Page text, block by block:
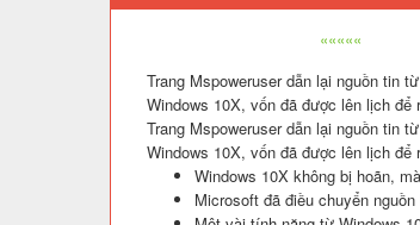
«««««
Trang Mspoweruser dẫn lại nguồn tin
Windows 10X, vốn đã được lên lịch
Trang Mspoweruser dẫn lại nguồn tin
Windows 10X, vốn đã được lên lịch
Windows 10X không bị hoãn,
Microsoft đã điều chuyển